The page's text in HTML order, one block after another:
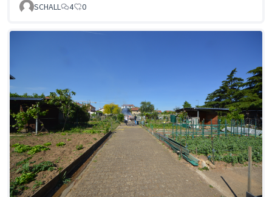
SCHALL
4 0